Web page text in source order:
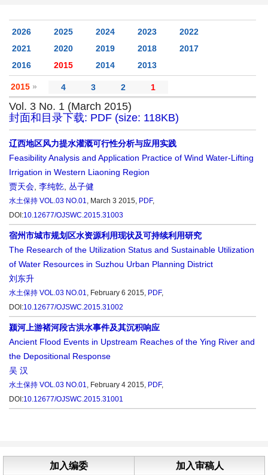
2026 2025 2024 2023
2022
2021
2020 2019 2018
2017
2016
2015 2014 2013
2015 » 4 3 2 1
Vol. 3 No. 1 (March 2015)
封面和目录下载: PDF (size: 118KB)
辽西地区风力提水灌溉可行性分析与应用实践
Feasibility Analysis and Application Practice of Wind Water-Lifting
Irrigation in Western Liaoning Region
贾天会 李纯亁 丛子健
水土保持 VOL.03 NO.01, March 3 2015, PDF,
DOI:10.12677/OJSWC.2015.31003
宿州市城市规划区水资源利用现状及可持续利用研究
The Research of the Utilization Status and Sustainable Utilization
of Water Resources in Suzhou Urban Planning District
刘东升
水土保持 VOL.03 NO.01, February 6 2015, PDF,
DOI:10.12677/OJSWC.2015.31002
颍河上游褚河段古洪水事件及其沉积响应
Ancient Flood Events in Upstream Reaches of the Ying River and
the Depositional Response
吴 汉
水土保持 VOL.03 NO.01, February 4 2015, PDF,
DOI:10.12677/OJSWC.2015.31001
加入编委 加入审稿人